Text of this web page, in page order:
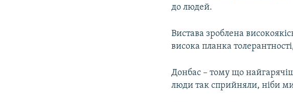
до людей.​
Вистава зроблена
висока планка
Донбас – тому що
люди так сприйняли, ніби ми